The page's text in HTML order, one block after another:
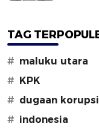
TAG
# maluku utara
# KPK
# dugaan korupsi
# indonesia